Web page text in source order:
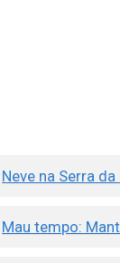
Neve na Serra da
Mau tempo: